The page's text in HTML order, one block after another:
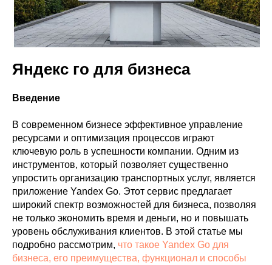
VK ADS
АВИТО
Яндекс го для бизнеса
Введение
В современном бизнесе эффективное управление
ресурсами и оптимизация процессов играют
ключевую роль в успешности компании. Одним из
инструментов, который позволяет существенно
упростить организацию транспортных услуг, является
приложение Yandex Go. Этот сервис предлагает
широкий спектр возможностей для бизнеса, позволяя
не только экономить время и деньги, но и повышать
уровень обслуживания клиентов. В этой статье мы
подробно рассмотрим, что такое Yandex Go для
бизнеса, его преимущества, функционал и способы